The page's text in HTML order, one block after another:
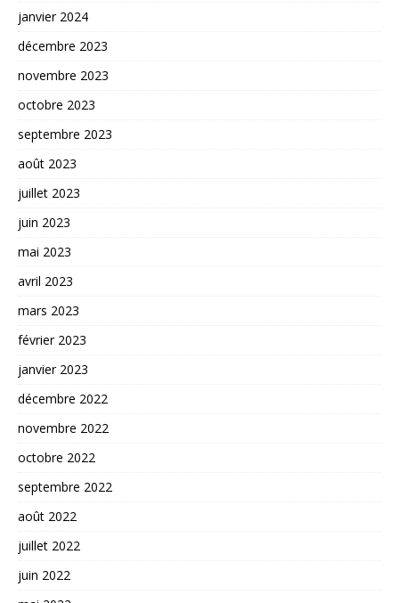
janvier 2024
décembre 2023
novembre 2023
octobre 2023
septembre 2023
août 2023
juillet 2023
juin 2023
mai 2023
avril 2023
mars 2023
février 2023
janvier 2023
décembre 2022
novembre 2022
octobre 2022
septembre 2022
août 2022
juillet 2022
juin 2022